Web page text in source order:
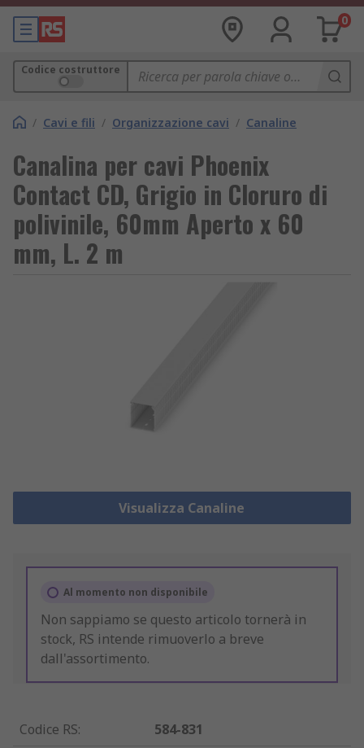
0
Codice costruttore
/ Cavi e fili / Organizzazione cavi / Canaline
Canalina per cavi Phoenix
Contact CD, Grigio in Cloruro di
polivinile, 60mm Aperto x 60
mm, L. 2 m
Visualizza Canaline
Al momento non disponibile
Non sappiamo se questo articolo tornerà in
stock, RS intende rimuoverlo a breve
dall'assortimento.
Codice RS:
584-831